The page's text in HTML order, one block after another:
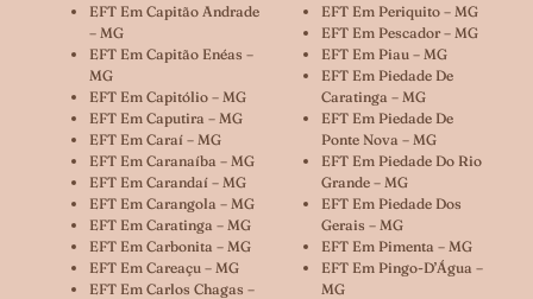
EFT Em Capitão Andrade
– MG
EFT Em Capitão Enéas –
MG
EFT Em Capitólio – MG
EFT Em Caputira – MG
EFT Em Caraí – MG
EFT Em Caranaíba – MG
EFT Em Carandaí – MG
EFT Em Carangola – MG
EFT Em Caratinga – MG
EFT Em Carbonita – MG
EFT Em Careaçu – MG
EFT Em Carlos Chagas –
EFT Em Periquito – MG
EFT Em Pescador – MG
EFT Em Piau – MG
EFT Em Piedade De
Caratinga – MG
EFT Em Piedade De
Ponte Nova – MG
EFT Em Piedade Do Rio
Grande – MG
EFT Em Piedade Dos
Gerais – MG
EFT Em Pimenta – MG
EFT Em Pingo-D’Água –
MG